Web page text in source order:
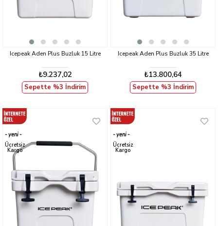
Icepeak Aden Plus Buzluk 15 Litre
₺9.237,02
Sepette %3 İndirim
Icepeak Aden Plus Buzluk 35 Litre
₺13.800,64
Sepette %3 İndirim
yeni
ürün
Ücretsiz
Kargo
yeni
ürün
Ücretsiz
Kargo